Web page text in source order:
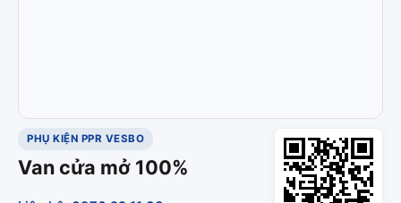
PHỤ KIỆN PPR VESBO
Van cửa mở 100%